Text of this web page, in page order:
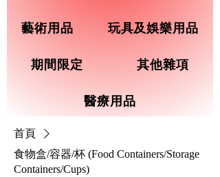
藝術用品 玩具及娛樂用品
期間限定 其他雜項
醫療用品
首頁
食物盒/容器/杯 (Food Containers/Storage
Containers/Cups)